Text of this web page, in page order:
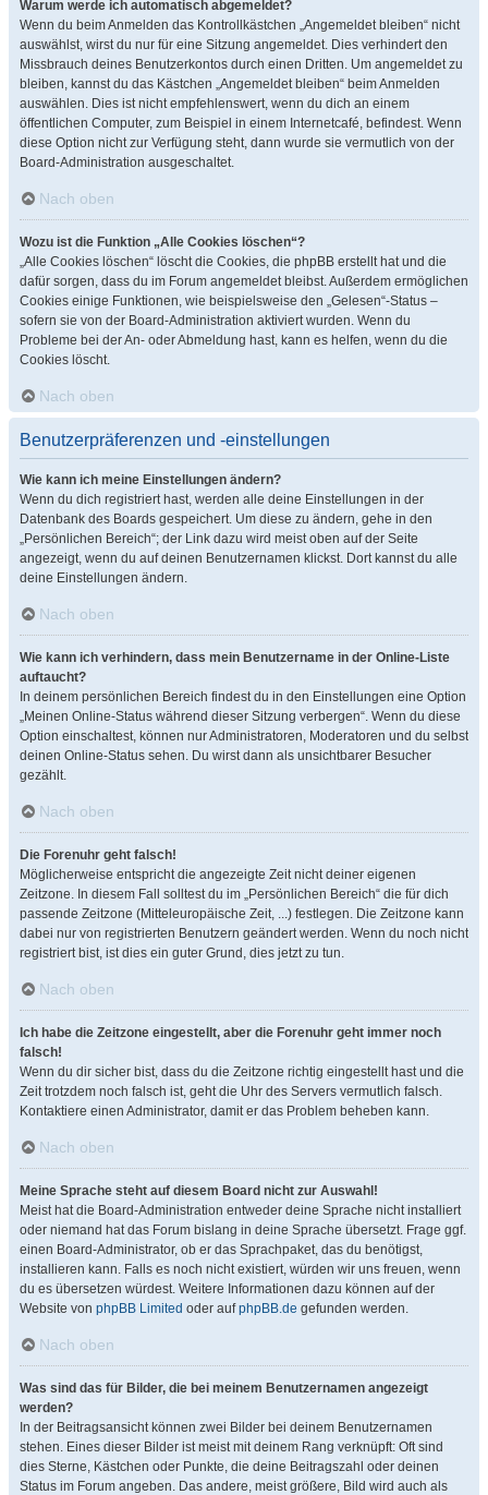
Warum werde ich automatisch abgemeldet?
Wenn du beim Anmelden das Kontrollkästchen „Angemeldet bleiben“ nicht
auswählst, wirst du nur für eine Sitzung angemeldet. Dies verhindert den
Missbrauch deines Benutzerkontos durch einen Dritten. Um angemeldet zu
bleiben, kannst du das Kästchen „Angemeldet bleiben“ beim Anmelden
auswählen. Dies ist nicht empfehlenswert, wenn du dich an einem
öffentlichen Computer, zum Beispiel in einem Internetcafé, befindest. Wenn
diese Option nicht zur Verfügung steht, dann wurde sie vermutlich von der
Board-Administration ausgeschaltet.
Nach oben
Wozu ist die Funktion „Alle Cookies löschen“?
„Alle Cookies löschen“ löscht die Cookies, die phpBB erstellt hat und die
dafür sorgen, dass du im Forum angemeldet bleibst. Außerdem ermöglichen
Cookies einige Funktionen, wie beispielsweise den „Gelesen“-Status –
sofern sie von der Board-Administration aktiviert wurden. Wenn du
Probleme bei der An- oder Abmeldung hast, kann es helfen, wenn du die
Cookies löscht.
Nach oben
Benutzerpräferenzen und -einstellungen
Wie kann ich meine Einstellungen ändern?
Wenn du dich registriert hast, werden alle deine Einstellungen in der
Datenbank des Boards gespeichert. Um diese zu ändern, gehe in den
„Persönlichen Bereich“; der Link dazu wird meist oben auf der Seite
angezeigt, wenn du auf deinen Benutzernamen klickst. Dort kannst du alle
deine Einstellungen ändern.
Nach oben
Wie kann ich verhindern, dass mein Benutzername in der Online-Liste
auftaucht?
In deinem persönlichen Bereich findest du in den Einstellungen eine Option
„Meinen Online-Status während dieser Sitzung verbergen“. Wenn du diese
Option einschaltest, können nur Administratoren, Moderatoren und du selbst
deinen Online-Status sehen. Du wirst dann als unsichtbarer Besucher
gezählt.
Nach oben
Die Forenuhr geht falsch!
Möglicherweise entspricht die angezeigte Zeit nicht deiner eigenen
Zeitzone. In diesem Fall solltest du im „Persönlichen Bereich“ die für dich
passende Zeitzone (Mitteleuropäische Zeit, ...) festlegen. Die Zeitzone kann
dabei nur von registrierten Benutzern geändert werden. Wenn du noch nicht
registriert bist, ist dies ein guter Grund, dies jetzt zu tun.
Nach oben
Ich habe die Zeitzone eingestellt, aber die Forenuhr geht immer noch
falsch!
Wenn du dir sicher bist, dass du die Zeitzone richtig eingestellt hast und die
Zeit trotzdem noch falsch ist, geht die Uhr des Servers vermutlich falsch.
Kontaktiere einen Administrator, damit er das Problem beheben kann.
Nach oben
Meine Sprache steht auf diesem Board nicht zur Auswahl!
Meist hat die Board-Administration entweder deine Sprache nicht installiert
oder niemand hat das Forum bislang in deine Sprache übersetzt. Frage ggf.
einen Board-Administrator, ob er das Sprachpaket, das du benötigst,
installieren kann. Falls es noch nicht existiert, würden wir uns freuen, wenn
du es übersetzen würdest. Weitere Informationen dazu können auf der
Website von phpBB Limited oder aufphpBB.de gefunden werden.
Nach oben
Was sind das für Bilder, die bei meinem Benutzernamen angezeigt
werden?
In der Beitragsansicht können zwei Bilder bei deinem Benutzernamen
stehen. Eines dieser Bilder ist meist mit deinem Rang verknüpft: Oft sind
dies Sterne, Kästchen oder Punkte, die deine Beitragszahl oder deinen
Status im Forum angeben. Das andere, meist größere, Bild wird auch als